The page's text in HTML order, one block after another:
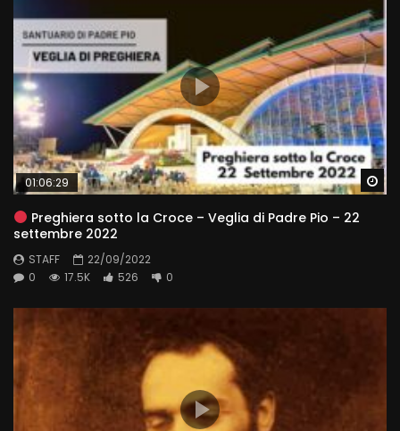
01:06:29
Preghiera sotto la Croce – Veglia di Padre Pio – 22
settembre 2022
STAFF
22/09/2022
0
17.5K 526 0